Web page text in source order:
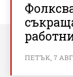
ПЕТЪК, 7